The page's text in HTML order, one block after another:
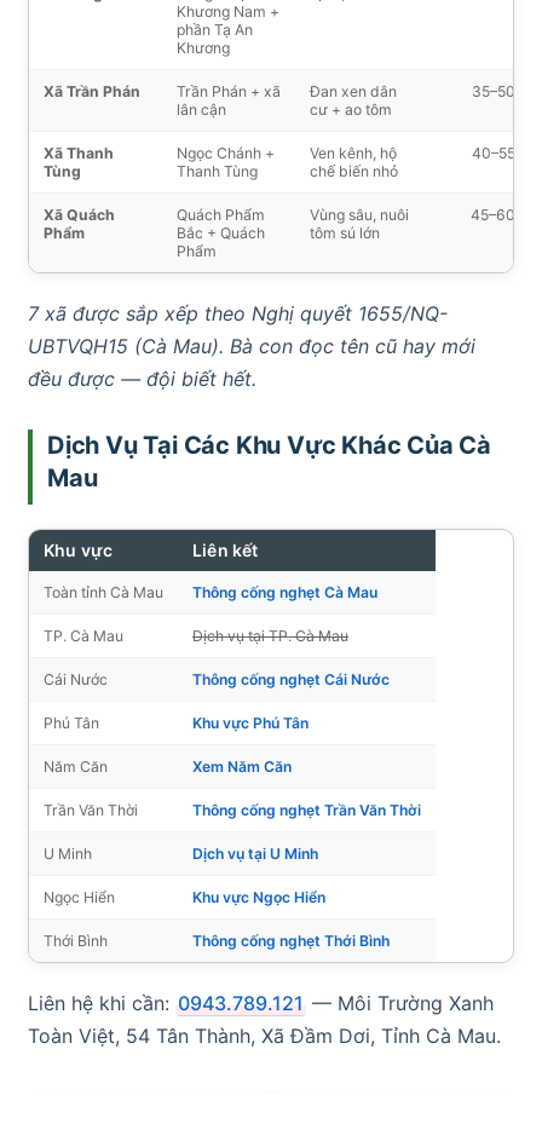
Khương Nam +
phần Tạ An
Khương
Xã Trần Phán
Trần Phán + xã
lân cận
Đan xen dân
cư + ao tôm
35–50′
Xã Thanh
Tùng
Ngọc Chánh +
Thanh Tùng
Ven kênh, hộ
chế biến nhỏ
40–55′
Xã Quách
Phẩm
Quách Phẩm
Bắc + Quách
Phẩm
Vùng sâu, nuôi
tôm sú lớn
45–60′
7 xã được sắp xếp theo Nghị quyết 1655/NQ-
UBTVQH15 (Cà Mau). Bà con đọc tên cũ hay mới
đều được — đội biết hết.
Dịch Vụ Tại Các Khu Vực Khác Của Cà
Mau
Khu vực Liên kết
Toàn tỉnh Cà Mau Thông cống nghẹt Cà Mau
TP. Cà Mau Dịch vụ tại TP. Cà Mau
Cái Nước Thông cống nghẹt Cái Nước
Phú Tân Khu vực Phú Tân
Năm Căn Xem Năm Căn
Trần Văn Thời Thông cống nghẹt Trần Văn Thời
U Minh Dịch vụ tại U Minh
Ngọc Hiển Khu vực Ngọc Hiển
Thới Bình Thông cống nghẹt Thới Bình
Liên hệ khi cần: 0943.789.121 — Môi Trường Xanh
Toàn Việt, 54 Tân Thành, Xã Đầm Dơi, Tỉnh Cà Mau.